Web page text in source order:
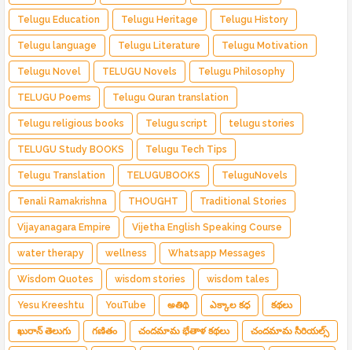
Telugu Education Telugu Heritage Telugu History
Telugu language Telugu Literature Telugu Motivation
Telugu Novel TELUGU Novels Telugu Philosophy
TELUGU Poems Telugu Quran translation
Telugu religious books Telugu script telugu stories
TELUGU Study BOOKS Telugu Tech Tips
Telugu Translation TELUGUBOOKS TeluguNovels
Tenali Ramakrishna THOUGHT Traditional Stories
Vijayanagara Empire Vijetha English Speaking Course
water therapy wellness Whatsapp Messages
Wisdom Quotes wisdom stories wisdom tales
Yesu Kreeshtu YouTube అతిథి ఎక్కాల కధ కథలు
ఖురాన్ తెలుగు గణితం చందమామ భేతాళ కథలు చందమామ సీరియల్స్